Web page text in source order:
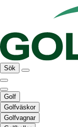
Sök
Golf
Golfväskor
Golfvagnar